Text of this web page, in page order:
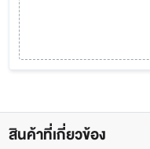
สินค้าที่เกี่ยวข้อง